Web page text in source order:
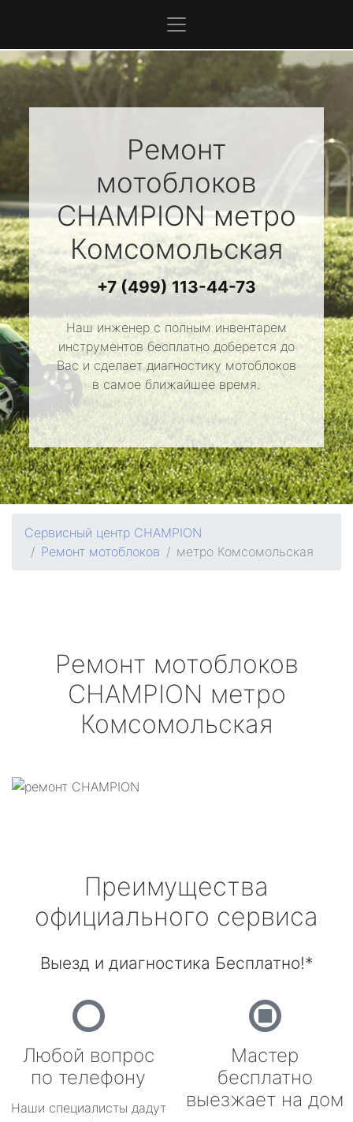
Ремонт
мотоблоков
CHAMPIONметро
Комсомольская
+7 (499) 113-44-73
Наш инженер с полным инвентарем
инструментов бесплатно доберется до
Вас и сделает диагностику мотоблоков
в самое ближайшее время.
Сервисный центр CHAMPION
Ремонт мотоблоков
метро Комсомольская
Ремонт мотоблоков
CHAMPION метро
Комсомольская
Преимущества
официального сервиса
Выезд и диагностика Бесплатно!*
Любой вопрос
по телефону
Наши специалисты дадут
Мастер
бесплатно
выезжает на дом